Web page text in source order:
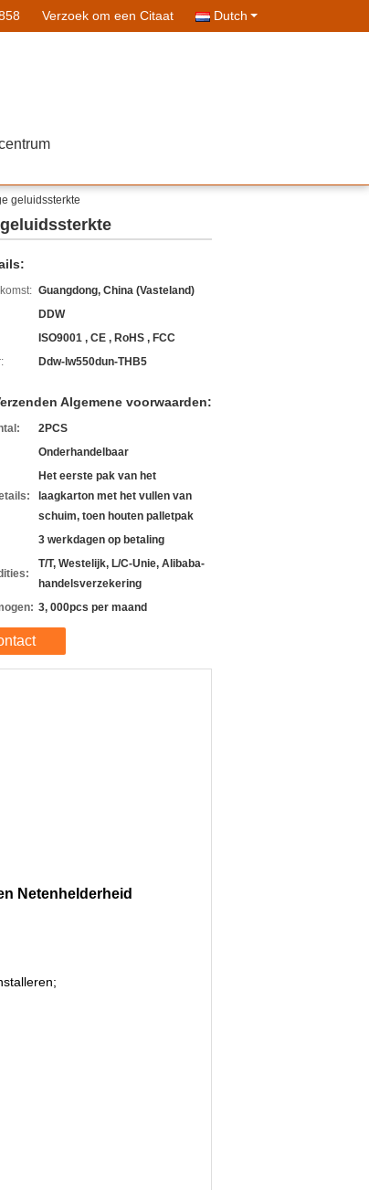
Verzoek om een Citaat Dutch
geluidssterkte
Guangdong, China (Vasteland)
DDW
ISO9001 , CE , RoHS , FCC
Ddw-lw550dun-THB5
Algemene voorwaarden:
2PCS
Onderhandelbaar
Het eerste pak van het
laagkarton met het vullen van
schuim, toen houten palletpak
3 werkdagen op betaling
T/T, Westelijk, L/C-Unie, Alibaba-
handelsverzekering
3, 000pcs per maand
Netenhelderheid